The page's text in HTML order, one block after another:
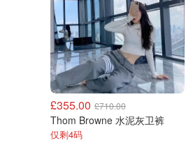
£355.00 £710.00
Thom Browne 水泥灰卫裤
仅剩4码